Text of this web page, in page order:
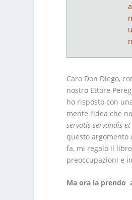
Caro Don Diego,
nostro Ettore
ho risposto con
mente l’idea che
servatis servandis
questo argomento
fa, mi regalò il
preoccupazioni e
Ma ora la prendo